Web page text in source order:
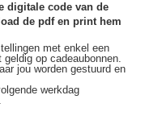
digitale code van de
de pdf en print hem
met enkel een
geldig op cadeaubonnen.
jou worden gestuurd en
werkdag